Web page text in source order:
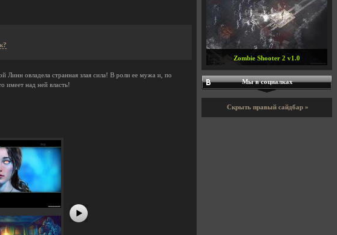
Линн овладела странная злая сила! В роли ее мужа и, по
имеет над ней власть!
SCP: Containment Breach v1.3.11 / +
RUS v1.3.11
Мы в социалках
Скрыть правый сайдбар »